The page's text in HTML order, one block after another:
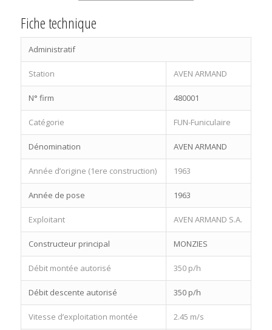
Fiche technique
Administratif
Station AVEN ARMAND
N° firm 480001
Catégorie FUN-Funiculaire
Dénomination AVEN ARMAND
Année d’origine (1ere construction) 1963
Année de pose 1963
Exploitant AVEN ARMAND S.A.
Constructeur principal MONZIES
Débit montée autorisé 350 p/h
Débit descente autorisé 350 p/h
Vitesse d’exploitation montée 2.45 m/s